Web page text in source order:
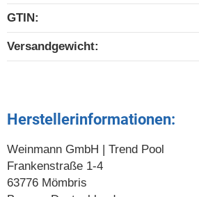
GTIN:
Versandgewicht‍:
Herstellerinformationen:
Weinmann GmbH | Trend Pool
Frankenstraße 1-4
63776 Mömbris